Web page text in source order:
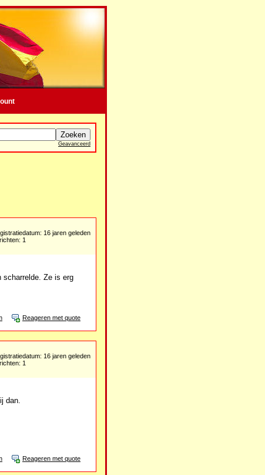
Geavanceerd
16 jaren geleden
1
scharrelde. Ze is erg
Reageren met quote
16 jaren geleden
1
dan.
Reageren met quote